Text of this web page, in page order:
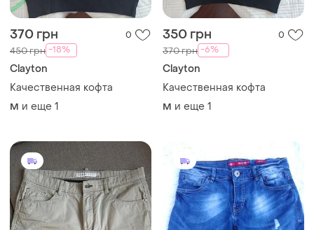
370 грн 0
450 грн -18%
Clayton
Качественная кофта
M и еще 1
350 грн 0
370 грн -6%
Clayton
Качественная кофта
M и еще 1